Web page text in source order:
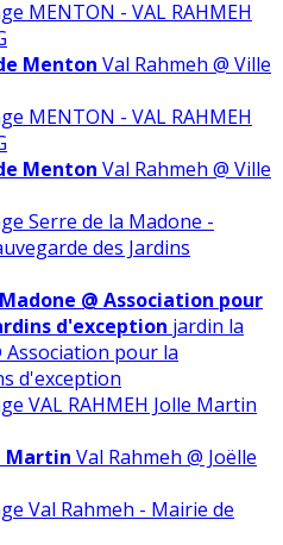
Menton Val Rahmeh @ Ville
Menton Val Rahmeh @ Ville
@ Association pour
d'exception jardin la
Association pour la
d'exception
Martin Val Rahmeh @ Joëlle